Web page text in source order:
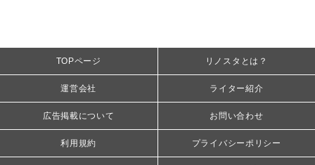
TOPページ リノスタとは？
運営会社 ライター紹介
広告掲載について お問い合わせ
利用規約 プライバシーポリシー